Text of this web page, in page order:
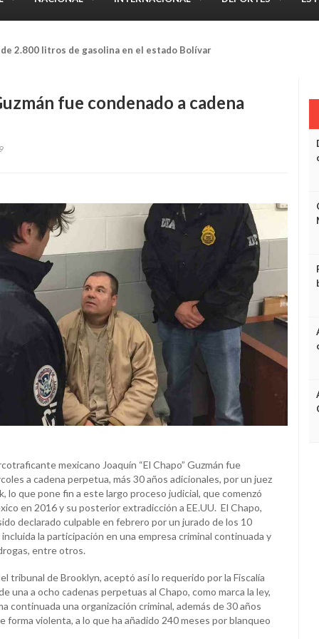
se dio un machetazo en una mano cuando estaba trabajando
fue condenado a cadena
mexicano Joaquín “El Chapo” Guzmán fue
a cadena perpetua, más 30 años adicionales, por un juez
lo que pone fin a este largo proceso judicial, que comenzó
en 2016 y su posterior extradicción a EE.UU. El Chapo,
declarado culpable en febrero por un jurado de los 10
la participación en una empresa criminal continuada y
entre otros.
tribunal de Brooklyn, aceptó así lo requerido por la Fiscalía
una a ocho cadenas perpetuas al Chapo, como marca la ley,
continuada una organización criminal, además de 30 años
forma violenta, a lo que ha añadido 240 meses por blanqueo